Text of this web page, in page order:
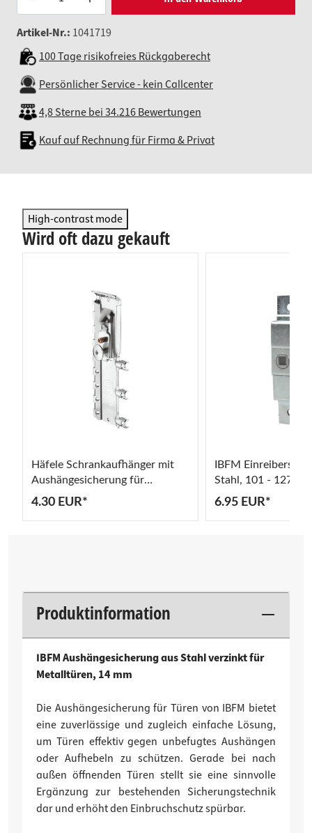
Artikel-Nr.: 1041719
100 Tage risikofreies Rückgaberecht
Persönlicher Service - kein Callcenter
4,8 Sterne bei 34.216 Bewertungen
Kauf auf Rechnung für Firma & Privat
High-contrast mode
Wird oft dazu gekauft
Häfele Schrankaufhänger mit
Aushängesicherung für
Oberschrank Stahl verzinkt
4.30 EUR*
IBFM
Stahl, 101 - 127
6.95 EUR*
Produktinformation
IBFM Aushängesicherung aus Stahl verzinkt für
Metalltüren, 14 mm
Die Aushängesicherung für Türen von IBFM bietet
eine zuverlässige und zugleich einfache Lösung,
um Türen effektiv gegen unbefugtes Aushängen
oder Aufhebeln zu schützen. Gerade bei nach
außen öffnenden Türen stellt sie eine sinnvolle
Ergänzung zur bestehenden Sicherungstechnik
dar und erhöht den Einbruchschutz spürbar.